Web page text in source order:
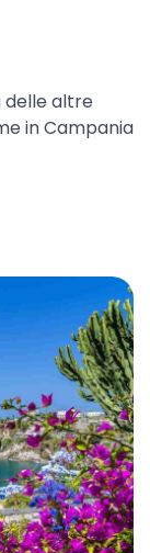
delle altre
in Campania